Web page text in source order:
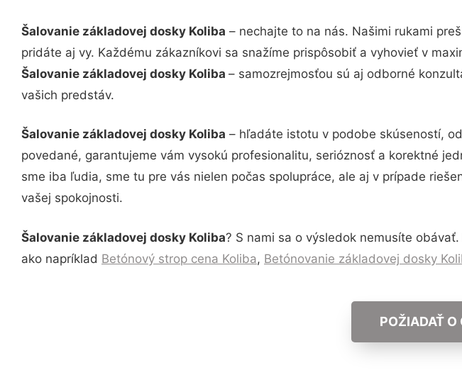
Šalovanie základovej dosky Koliba – nechajte to na nás. Našimi rukami
pridáte aj vy. Každému zákazníkovi sa snažíme prispôsobiť a vyhovieť v
Šalovanie základovej dosky Koliba – samozrejmosťou sú aj odborné
vašich predstáv.
Šalovanie základovej dosky Koliba – hľadáte istotu v podobe skúseností,
povedané, garantujeme vám vysokú profesionalitu, serióznosť a korektné
sme iba ľudia, sme tu pre vás nielen počas spolupráce, ale aj v prípade
vašej spokojnosti.
Šalovanie základovej dosky Koliba? S nami sa o výsledok nemusíte
ako napríklad Betónový strop cena Koliba, Betónovanie základovej dosky
POŽIADAŤ O